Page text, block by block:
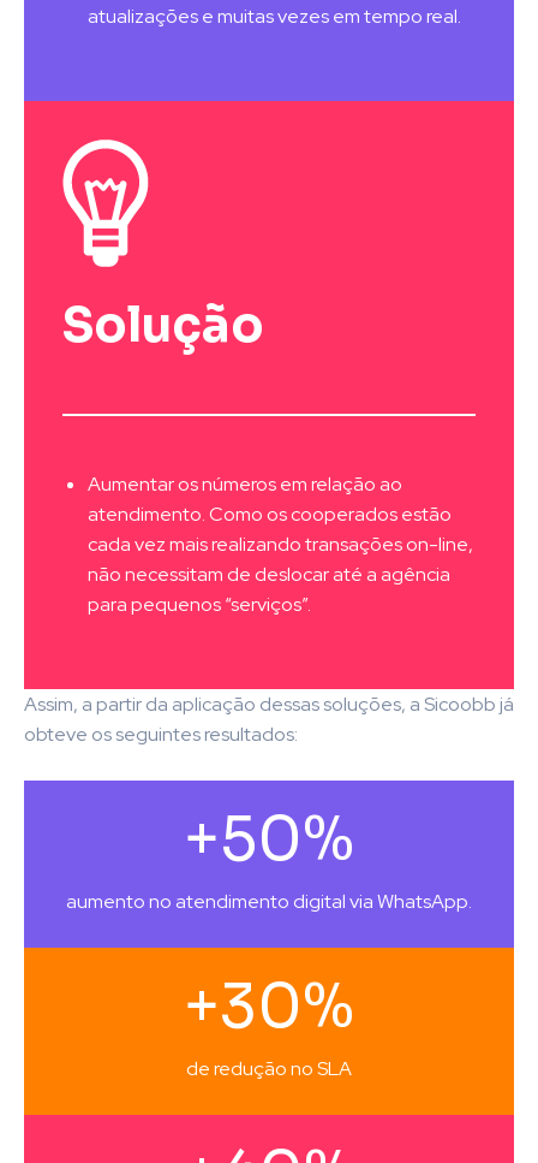
atualizações e muitas vezes em tempo real.
Solução
Aumentar os números em relação ao
atendimento. Como os cooperados estão
cada vez mais realizando transações on-line,
não necessitam de deslocar até a agência
para pequenos “serviços”.
Assim, a partir da aplicação dessas soluções, a Sicoobb já
obteve os seguintes resultados:
+50%
aumento no atendimento digital via WhatsApp.
+30%
de redução no SLA